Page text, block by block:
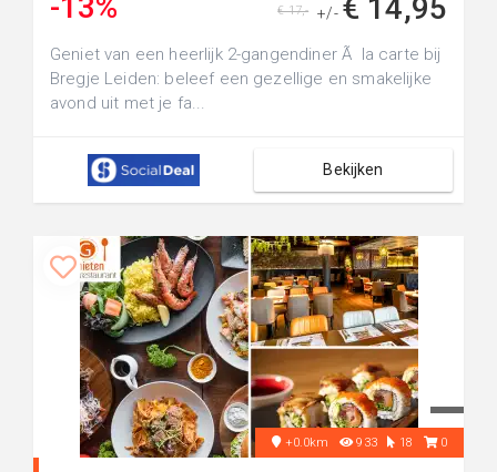
+/- € 14,95
€ 17,-
Geniet van een heerlijk 2-gangendiner Ã la carte bij
Bregje Leiden: beleef een gezellige en smakelijke
avond uit met je fa...
Bekijken
+0.0km 933 18 0